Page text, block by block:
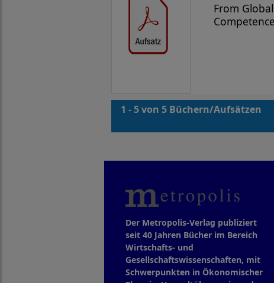
From
Competence
1 - 5 von 5 Büchern/Aufsätzen
Der Metropolis-Verlag publiziert
seit 40 Jahren Bücher im Bereich
Wirtschafts- und
Gesellschaftswissenschaften, mit
Schwerpunkten in Ökonomischer